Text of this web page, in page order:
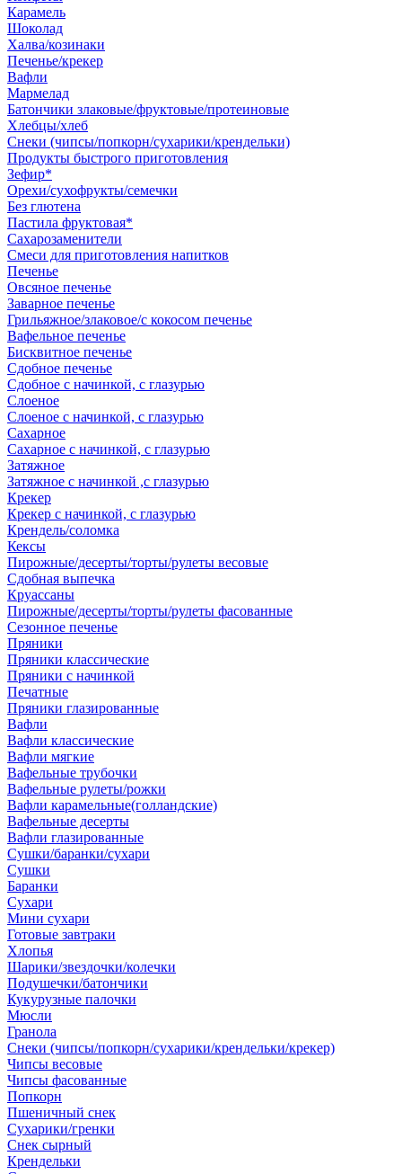
Карамель
Шоколад
Халва/козинаки
Печенье/крекер
Вафли
Мармелад
Батончики злаковые/фруктовые/протеиновые
Хлебцы/хлеб
Снеки (чипсы/попкорн/сухарики/крендельки)
Продукты быстрого приготовления
Зефир*
Орехи/сухофрукты/семечки
Без глютена
Пастила фруктовая*
Сахарозаменители
Смеси для приготовления напитков
Печенье
Овсяное печенье
Заварное печенье
Грильяжное/злаковое/с кокосом печенье
Вафельное печенье
Бисквитное печенье
Сдобное печенье
Сдобное с начинкой, с глазурью
Слоеное
Слоеное с начинкой, с глазурью
Сахарное
Сахарное с начинкой, с глазурью
Затяжное
Затяжное с начинкой ,с глазурью
Крекер
Крекер с начинкой, с глазурью
Крендель/соломка
Кексы
Пирожные/десерты/торты/рулеты весовые
Сдобная выпечка
Круассаны
Пирожные/десерты/торты/рулеты фасованные
Сезонное печенье
Пряники
Пряники классические
Пряники с начинкой
Печатные
Пряники глазированные
Вафли
Вафли классические
Вафли мягкие
Вафельные трубочки
Вафельные рулеты/рожки
Вафли карамельные(голландские)
Вафельные десерты
Вафли глазированные
Сушки/баранки/сухари
Сушки
Баранки
Сухари
Мини сухари
Готовые завтраки
Хлопья
Шарики/звездочки/колечки
Подушечки/батончики
Кукурузные палочки
Мюсли
Гранола
Снеки (чипсы/попкорн/сухарики/крендельки/крекер)
Чипсы весовые
Чипсы фасованные
Попкорн
Пшеничный снек
Сухарики/гренки
Снек сырный
Крендельки